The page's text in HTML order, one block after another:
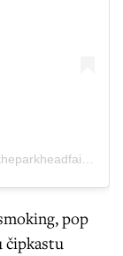
A post shared by The Parkhead Faithful (@theparkheadfaithful)
pop
čipkastu